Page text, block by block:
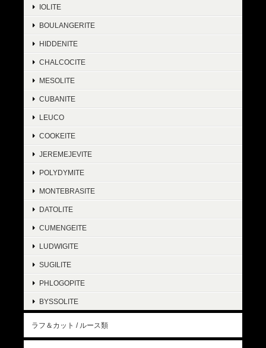
IOLITE
BOULANGERITE
HIDDENITE
CHALCOCITE
MESOLITE
CUBANITE
LEUCO
COOKEITE
JEREMEJEVITE
POLYDYMITE
MONTEBRASITE
DATOLITE
CUMENGEITE
LUDWIGITE
SUGILITE
PHLOGOPITE
BYSSOLITE
ラフ＆カット / ルース類